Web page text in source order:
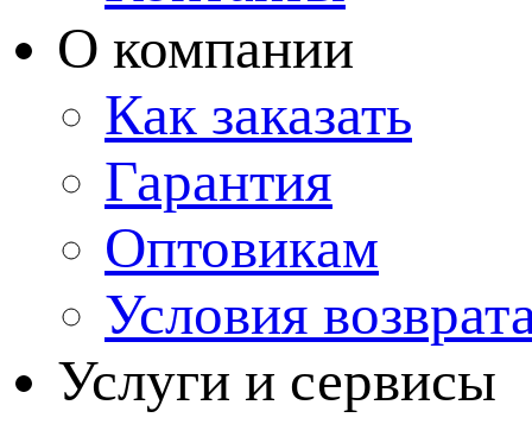
О компании
Как заказать
Гарантия
Оптовикам
Условия
Услуги и сервисы